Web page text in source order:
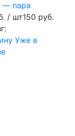
— пара
/ шт150 руб.
Уже в